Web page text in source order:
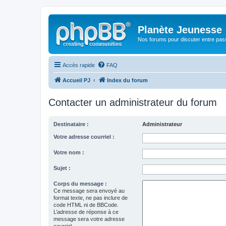
Planète Jeunesse
Nos forums pour discuter entre
Accès rapide FAQ
Accueil PJ Index du forum
Contacter un administrateur du forum
Destinataire : Administrateur
Votre adresse courriel :
Votre nom :
Sujet :
Corps du message :
Ce message sera envoyé au
format texte, ne pas inclure de
code HTML ni de BBCode.
L’adresse de réponse à ce
message sera votre adresse